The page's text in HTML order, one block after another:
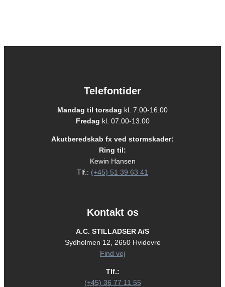
Telefontider
Mandag til torsdag kl. 7.00-16.00
Fredag kl. 07.00-13.00
Akutberedskab fx ved stormskader:
Ring til:
Kewin Hansen
Tlf.: (+45) 51 39 63 41
Kontakt os
A.C. STILLADSER A/S
Sydholmen 12, 2650 Hvidovre
Find vej
Tlf.:
(+45) 36 77 11 55